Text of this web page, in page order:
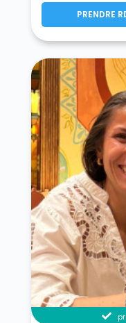
PRENDRE